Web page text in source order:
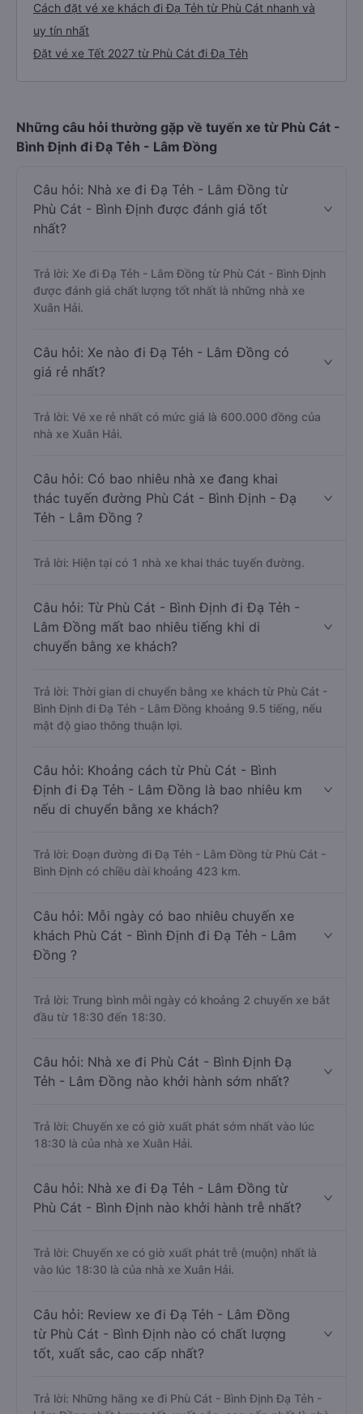
Cách đặt vé xe khách đi Đạ Tẻh từ Phù Cát nhanh và
uy tín nhất
Đặt vé xe Tết 2027 từ Phù Cát đi Đạ Tẻh
Những câu hỏi thường gặp về tuyến xe từ Phù Cát -
Bình Định đi Đạ Tẻh - Lâm Đồng
Câu hỏi: Nhà xe đi Đạ Tẻh - Lâm Đồng từ
Phù Cát - Bình Định được đánh giá tốt
nhất?
Trả lời: Xe đi Đạ Tẻh - Lâm Đồng từ Phù Cát - Bình Định
được đánh giá chất lượng tốt nhất là những nhà xe
Xuân Hải.
Câu hỏi: Xe nào đi Đạ Tẻh - Lâm Đồng có
giá rẻ nhất?
Trả lời: Vé xe rẻ nhất có mức giá là 600.000 đồng của
nhà xe Xuân Hải.
Câu hỏi: Có bao nhiêu nhà xe đang khai
thác tuyến đường Phù Cát - Bình Định - Đạ
Tẻh - Lâm Đồng ?
Trả lời: Hiện tại có 1 nhà xe khai thác tuyến đường.
Câu hỏi: Từ Phù Cát - Bình Định đi Đạ Tẻh -
Lâm Đồng mất bao nhiêu tiếng khi di
chuyển bằng xe khách?
Trả lời: Thời gian di chuyển bằng xe khách từ Phù Cát -
Bình Định đi Đạ Tẻh - Lâm Đồng khoảng 9.5 tiếng, nếu
mật độ giao thông thuận lợi.
Câu hỏi: Khoảng cách từ Phù Cát - Bình
Định đi Đạ Tẻh - Lâm Đồng là bao nhiêu km
nếu di chuyển bằng xe khách?
Trả lời: Đoạn đường đi Đạ Tẻh - Lâm Đồng từ Phù Cát -
Bình Định có chiều dài khoảng 423 km.
Câu hỏi: Mỗi ngày có bao nhiêu chuyến xe
khách Phù Cát - Bình Định đi Đạ Tẻh - Lâm
Đồng ?
Trả lời: Trung bình mỗi ngày có khoảng 2 chuyến xe bắt
đầu từ 18:30 đến 18:30.
Câu hỏi: Nhà xe đi Phù Cát - Bình Định Đạ
Tẻh - Lâm Đồng nào khởi hành sớm nhất?
Trả lời: Chuyến xe có giờ xuất phát sớm nhất vào lúc
18:30 là của nhà xe Xuân Hải.
Câu hỏi: Nhà xe đi Đạ Tẻh - Lâm Đồng từ
Phù Cát - Bình Định nào khởi hành trễ nhất?
Trả lời: Chuyến xe có giờ xuất phát trễ (muộn) nhất là
vào lúc 18:30 là của nhà xe Xuân Hải.
Câu hỏi: Review xe đi Đạ Tẻh - Lâm Đồng
từ Phù Cát - Bình Định nào có chất lượng
tốt, xuất sắc, cao cấp nhất?
Trả lời: Những hãng xe đi Phù Cát - Bình Định Đạ Tẻh -